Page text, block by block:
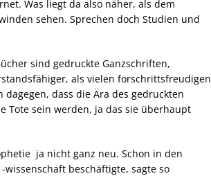
Was liegt da also näher, als dem
sehen. Sprechen doch Studien und
sind gedruckte Ganzschriften,
als vielen forschrittsfreudigen
dass die Ära des gedruckten
Tote sein werden, ja das sie überhaupt
ja nicht ganz neu. Schon in den
beschäftigte, sagte so